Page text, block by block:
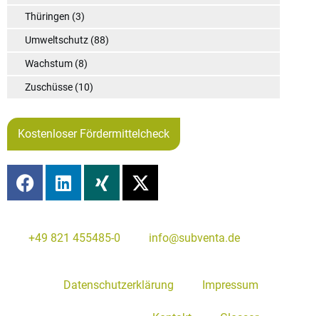
Thüringen (3)
Umweltschutz (88)
Wachstum (8)
Zuschüsse (10)
Kostenloser Fördermittelcheck
+49 821 455485-0 info@subventa.de
Datenschutzerklärung Impressum